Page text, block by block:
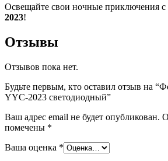
Освещайте свои ночные приключения с
2023!
Отзывы
Отзывов пока нет.
Будьте первым, кто оставил отзыв на
YYC-2023 светодиодный”
Ваш адрес email не будет опубликован.
помечены *
Ваша оценка *